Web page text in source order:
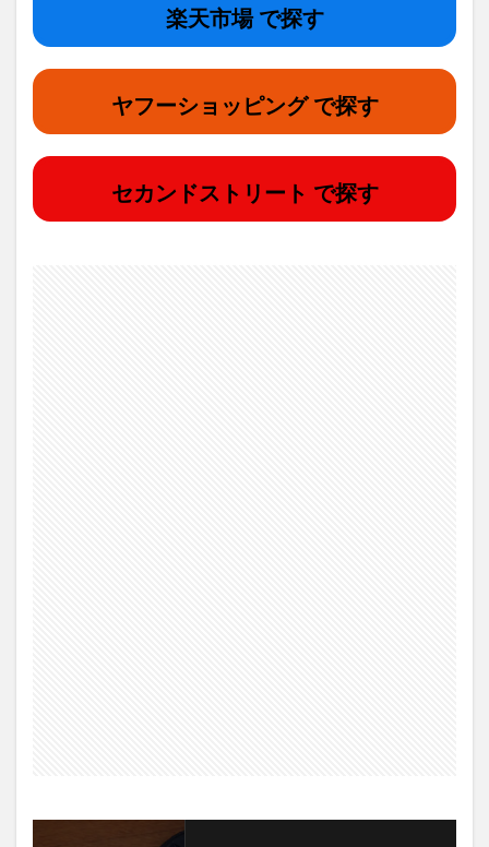
楽天市場 で探す
ヤフーショッピング で探す
セカンドストリート で探す